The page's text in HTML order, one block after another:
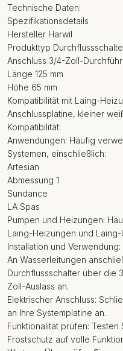
Technische Daten:
Spezifikationsdetails
Hersteller Harwil
Produkttyp
Anschluss 3/4-Zoll-
Länge 125 mm
Höhe 65 mm
Kompatibilität mit Laing-
Anschlussplatine, kleiner
Kompatibilität:
Anwendungen: Häufig
Systemen, einschließlich:
Artesian
Abmessung 1
Sundance
LA Spas
Pumpen und Heizungen:
Laing-Heizungen und Laing-
Installation und Verwendung:
An Wasserleitungen
Durchflussschalter über die
Zoll-Auslass an.
Elektrischer Anschluss:
an Ihre Systemplatine an.
Funktionalität prüfen:
Frostschutz auf volle